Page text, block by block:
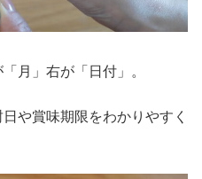
月」右が「日付」。
や賞味期限をわかりやすく